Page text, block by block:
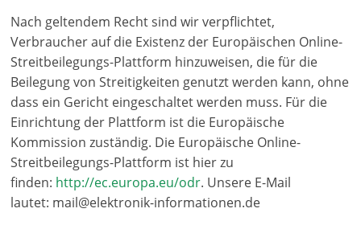
Nach geltendem Recht sind wir verpflichtet,
Verbraucher auf die Existenz der Europäischen Online-
Streitbeilegungs-Plattform hinzuweisen, die für die
Beilegung von Streitigkeiten genutzt werden kann, ohne
dass ein Gericht eingeschaltet werden muss. Für die
Einrichtung der Plattform ist die Europäische
Kommission zuständig. Die Europäische Online-
Streitbeilegungs-Plattform ist hier zu
finden: http://ec.europa.eu/odr. Unsere E-Mail
lautet: mail@elektronik-informationen.de